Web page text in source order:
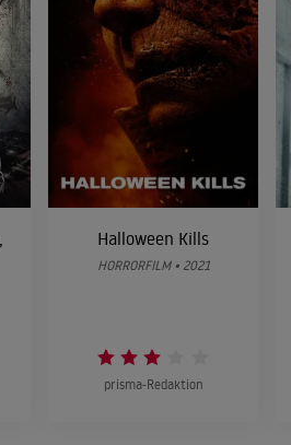
Halloween Kills
HORRORFILM • 2021
prisma-Redaktion